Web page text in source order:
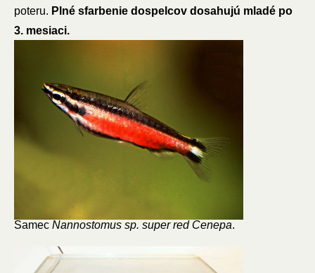
poteru. Plné sfarbenie dospelcov dosahujú mladé po
3. mesiaci.
Samec Nannostomus sp. super red Cenepa.